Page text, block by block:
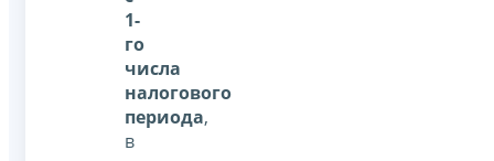
1-
го
числа
налогового
периода,
в